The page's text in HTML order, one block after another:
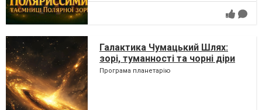
Галактика Чумацький Шлях:
зорі, туманності та чорні діри
Програма планетарію